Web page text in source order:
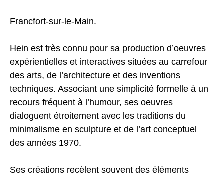
Francfort-sur-le-Main.
Hein est très connu pour sa production d’oeuvres
expérientielles et interactives situées au carrefour
des arts, de l’architecture et des inventions
techniques. Associant une simplicité formelle à un
recours fréquent à l’humour, ses oeuvres
dialoguent étroitement avec les traditions du
minimalisme en sculpture et de l’art conceptuel
des années 1970.
Ses créations recèlent souvent des éléments